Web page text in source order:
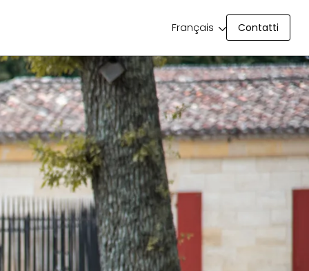
Français Contatti